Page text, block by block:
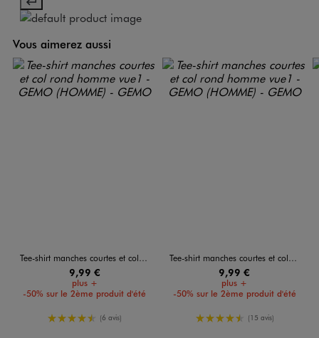
Vous aimerez aussi
Tee-shirt manches courtes et col rond homme
9,99 €
plus +
-50% sur le 2ème produit d'été
4.5/5 de moyenne
(6 avis)
Tee-shirt manches courtes et col rond homme
9,99 €
plus +
-50% sur le 2ème produit d'été
4.5/5 de moyenne
(15 avis)